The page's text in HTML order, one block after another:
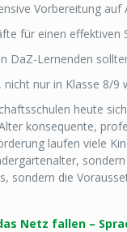
Vorbereitung
für einen effektiven
DaZ-Lernenden
nur in Klasse 8/
heute
konsequente,
laufen viele
die
Netz fallen –